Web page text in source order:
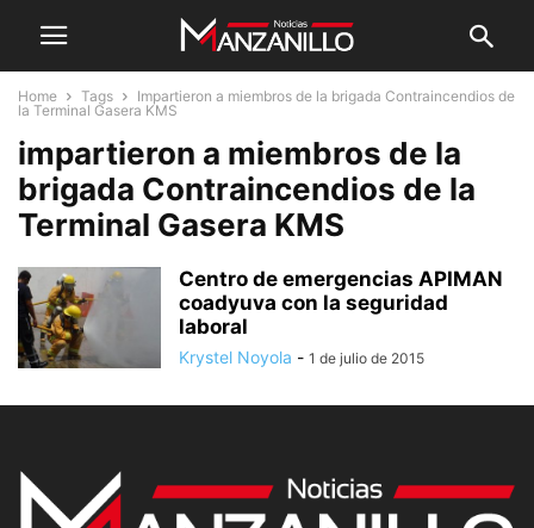
Home Tags
Impartieron a miembros de la brigada Contraincendios de
la Terminal Gasera KMS
impartieron a miembros de la
brigada Contraincendios de la
Terminal Gasera KMS
Centro de emergencias APIMAN
coadyuva con la seguridad
laboral
Krystel Noyola - 1 de julio de 2015